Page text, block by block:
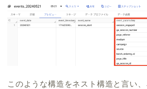
このような構造をネスト構造と言い